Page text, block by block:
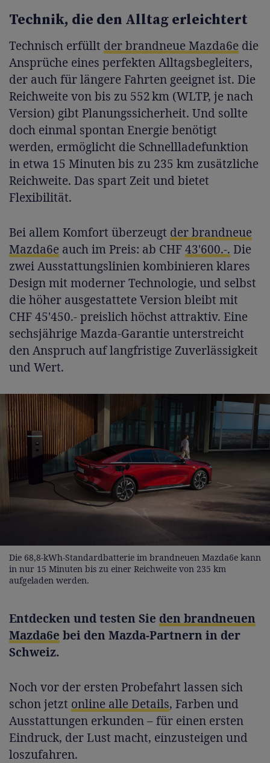
Technik, die den Alltag erleichtert
Technisch erfüllt der brandneue Mazda6e die
Ansprüche eines perfekten Alltagsbegleiters,
der auch für längere Fahrten geeignet ist. Die
Reichweite von bis zu 552 km (WLTP, je nach
Version) gibt Planungssicherheit. Und sollte
doch einmal spontan Energie benötigt
werden, ermöglicht die Schnellladefunktion
in etwa 15 Minuten bis zu 235 km zusätzliche
Reichweite. Das spart Zeit und bietet
Flexibilität.
Bei allem Komfort überzeugt der brandneue
Mazda6e auch im Preis: ab CHF43'600.-. Die
zwei Ausstattungslinien kombinieren klares
Design mit moderner Technologie, und selbst
die höher ausgestattete Version bleibt mit
CHF 45'450.- preislich höchst attraktiv. Eine
sechsjährige Mazda-Garantie unterstreicht
den Anspruch auf langfristige Zuverlässigkeit
und Wert.
Die 68,8-kWh-Standardbatterie im brandneuen Mazda6e kann
in nur 15 Minuten bis zu einer Reichweite von 235 km
aufgeladen werden.
Entdecken und testen Sie den brandneuen
Mazda6e bei den Mazda-Partnern in der
Schweiz.
Noch vor der ersten Probefahrt lassen sich
schon jetzt online alle Details, Farben und
Ausstattungen erkunden – für einen ersten
Eindruck, der Lust macht, einzusteigen und
loszufahren.